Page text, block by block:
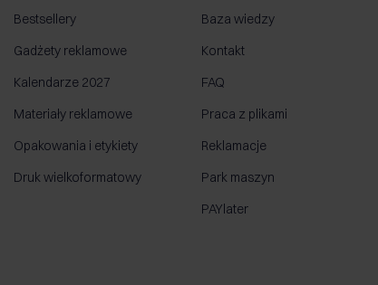
Bestsellery
Gadżety reklamowe
Kalendarze 2027
Materiały reklamowe
Opakowania i etykiety
Druk wielkoformatowy
Baza wiedzy
Kontakt
FAQ
Praca z plikami
Reklamacje
Park maszyn
PAYlater